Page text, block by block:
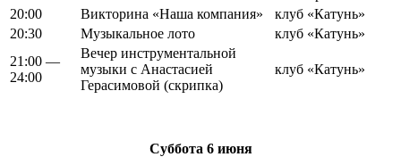
20:00
Викторина «Наша компания»
клуб «Катунь»
20:30
Музыкальное лото
клуб «Катунь»
21:00 —
24:00
Вечер инструментальной
музыки с Анастасией
Герасимовой (скрипка)
клуб «Катунь»
Суббота 6 июня